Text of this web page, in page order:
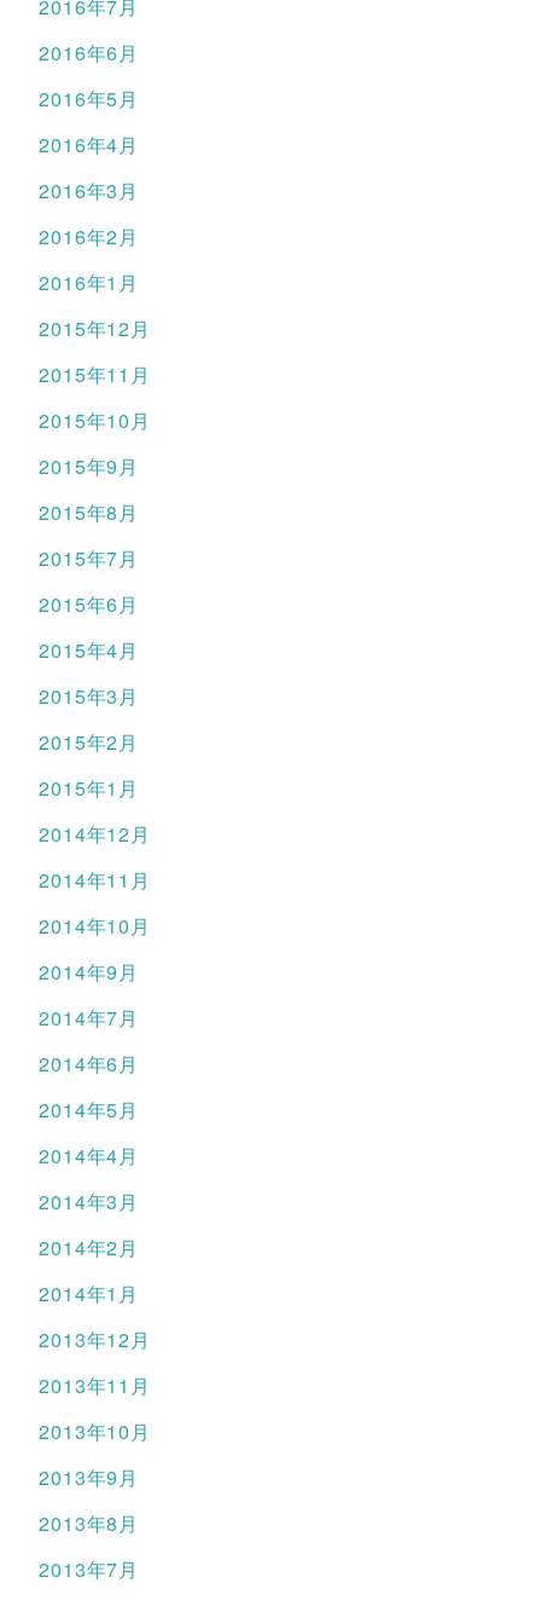
2016年7月
2016年6月
2016年5月
2016年4月
2016年3月
2016年2月
2016年1月
2015年12月
2015年11月
2015年10月
2015年9月
2015年8月
2015年7月
2015年6月
2015年4月
2015年3月
2015年2月
2015年1月
2014年12月
2014年11月
2014年10月
2014年9月
2014年7月
2014年6月
2014年5月
2014年4月
2014年3月
2014年2月
2014年1月
2013年12月
2013年11月
2013年10月
2013年9月
2013年8月
2013年7月